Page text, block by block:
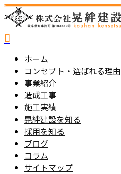
ホーム
コンセプト・選ばれる理由
事業紹介
造成工事
施工実績
晃絆建設を知る
採用を知る
ブログ
コラム
サイトマップ